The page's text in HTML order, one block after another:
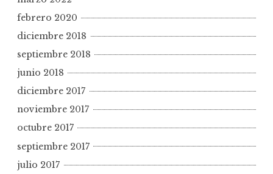
febrero 2020
diciembre 2018
septiembre 2018
junio 2018
diciembre 2017
noviembre 2017
octubre 2017
septiembre 2017
julio 2017